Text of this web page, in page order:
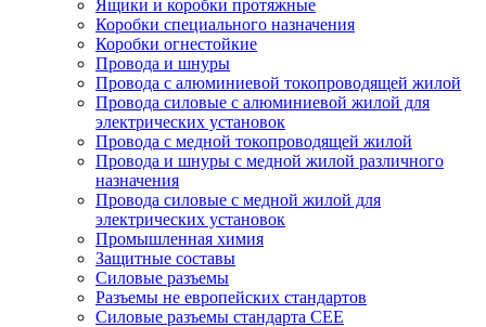
Ящики и коробки протяжные
Коробки специального назначения
Коробки огнестойкие
Провода и шнуры
Провода с алюминиевой токопроводящей жилой
Провода силовые с алюминиевой жилой для
электрических установок
Провода с медной токопроводящей жилой
Провода и шнуры с медной жилой различного
назначения
Провода силовые с медной жилой для
электрических установок
Промышленная химия
Защитные составы
Силовые разъемы
Разъемы не европейских стандартов
Силовые разъемы стандарта CEE